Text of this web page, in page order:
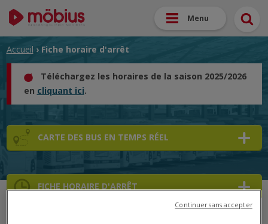
Menu
Accueil › Fiche horaire d'arrêt
Téléchargez les horaires de la saison 2025/2026
en cliquant ici.
CARTE DES BUS EN TEMPS RÉEL
FICHE HORAIRE D'ARRÊT
Continuer sans accepter